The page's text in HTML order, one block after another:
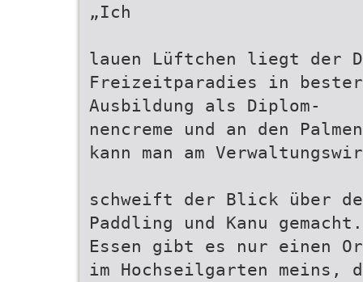
„Ich
lauen Lüftchen liegt der
Freizeitparadies in
Ausbildung als Diplom-
nencreme und an den
kann man am
schweift der Blick über
Paddling und Kanu
Essen gibt es nur einen
im Hochseilgarten meins,